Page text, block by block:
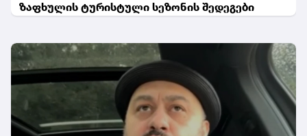
ზაფხულის ტურისტული სეზონის შედეგები